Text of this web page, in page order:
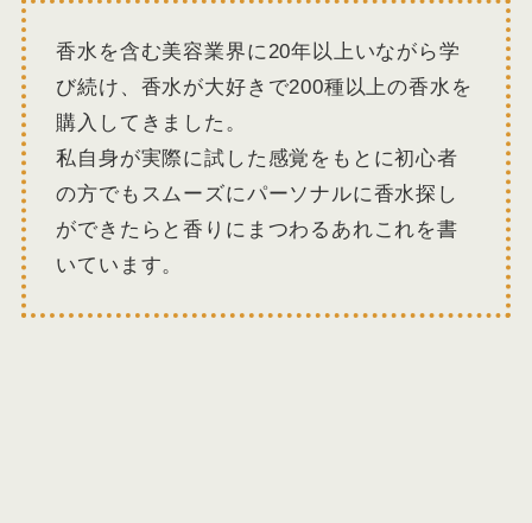
香水を含む美容業界に20年以上いながら学
び続け、香水が大好きで200種以上の香水を
購入してきました。
私自身が実際に試した感覚をもとに初心者
の方でもスムーズにパーソナルに香水探し
ができたらと香りにまつわるあれこれを書
いています。